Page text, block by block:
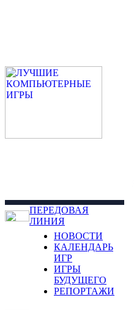
ПЕРЕДОВАЯ
ЛИНИЯ
НОВОСТИ
КАЛЕНДАРЬ
ИГР
ИГРЫ
БУДУЩЕГО
РЕПОРТАЖИ